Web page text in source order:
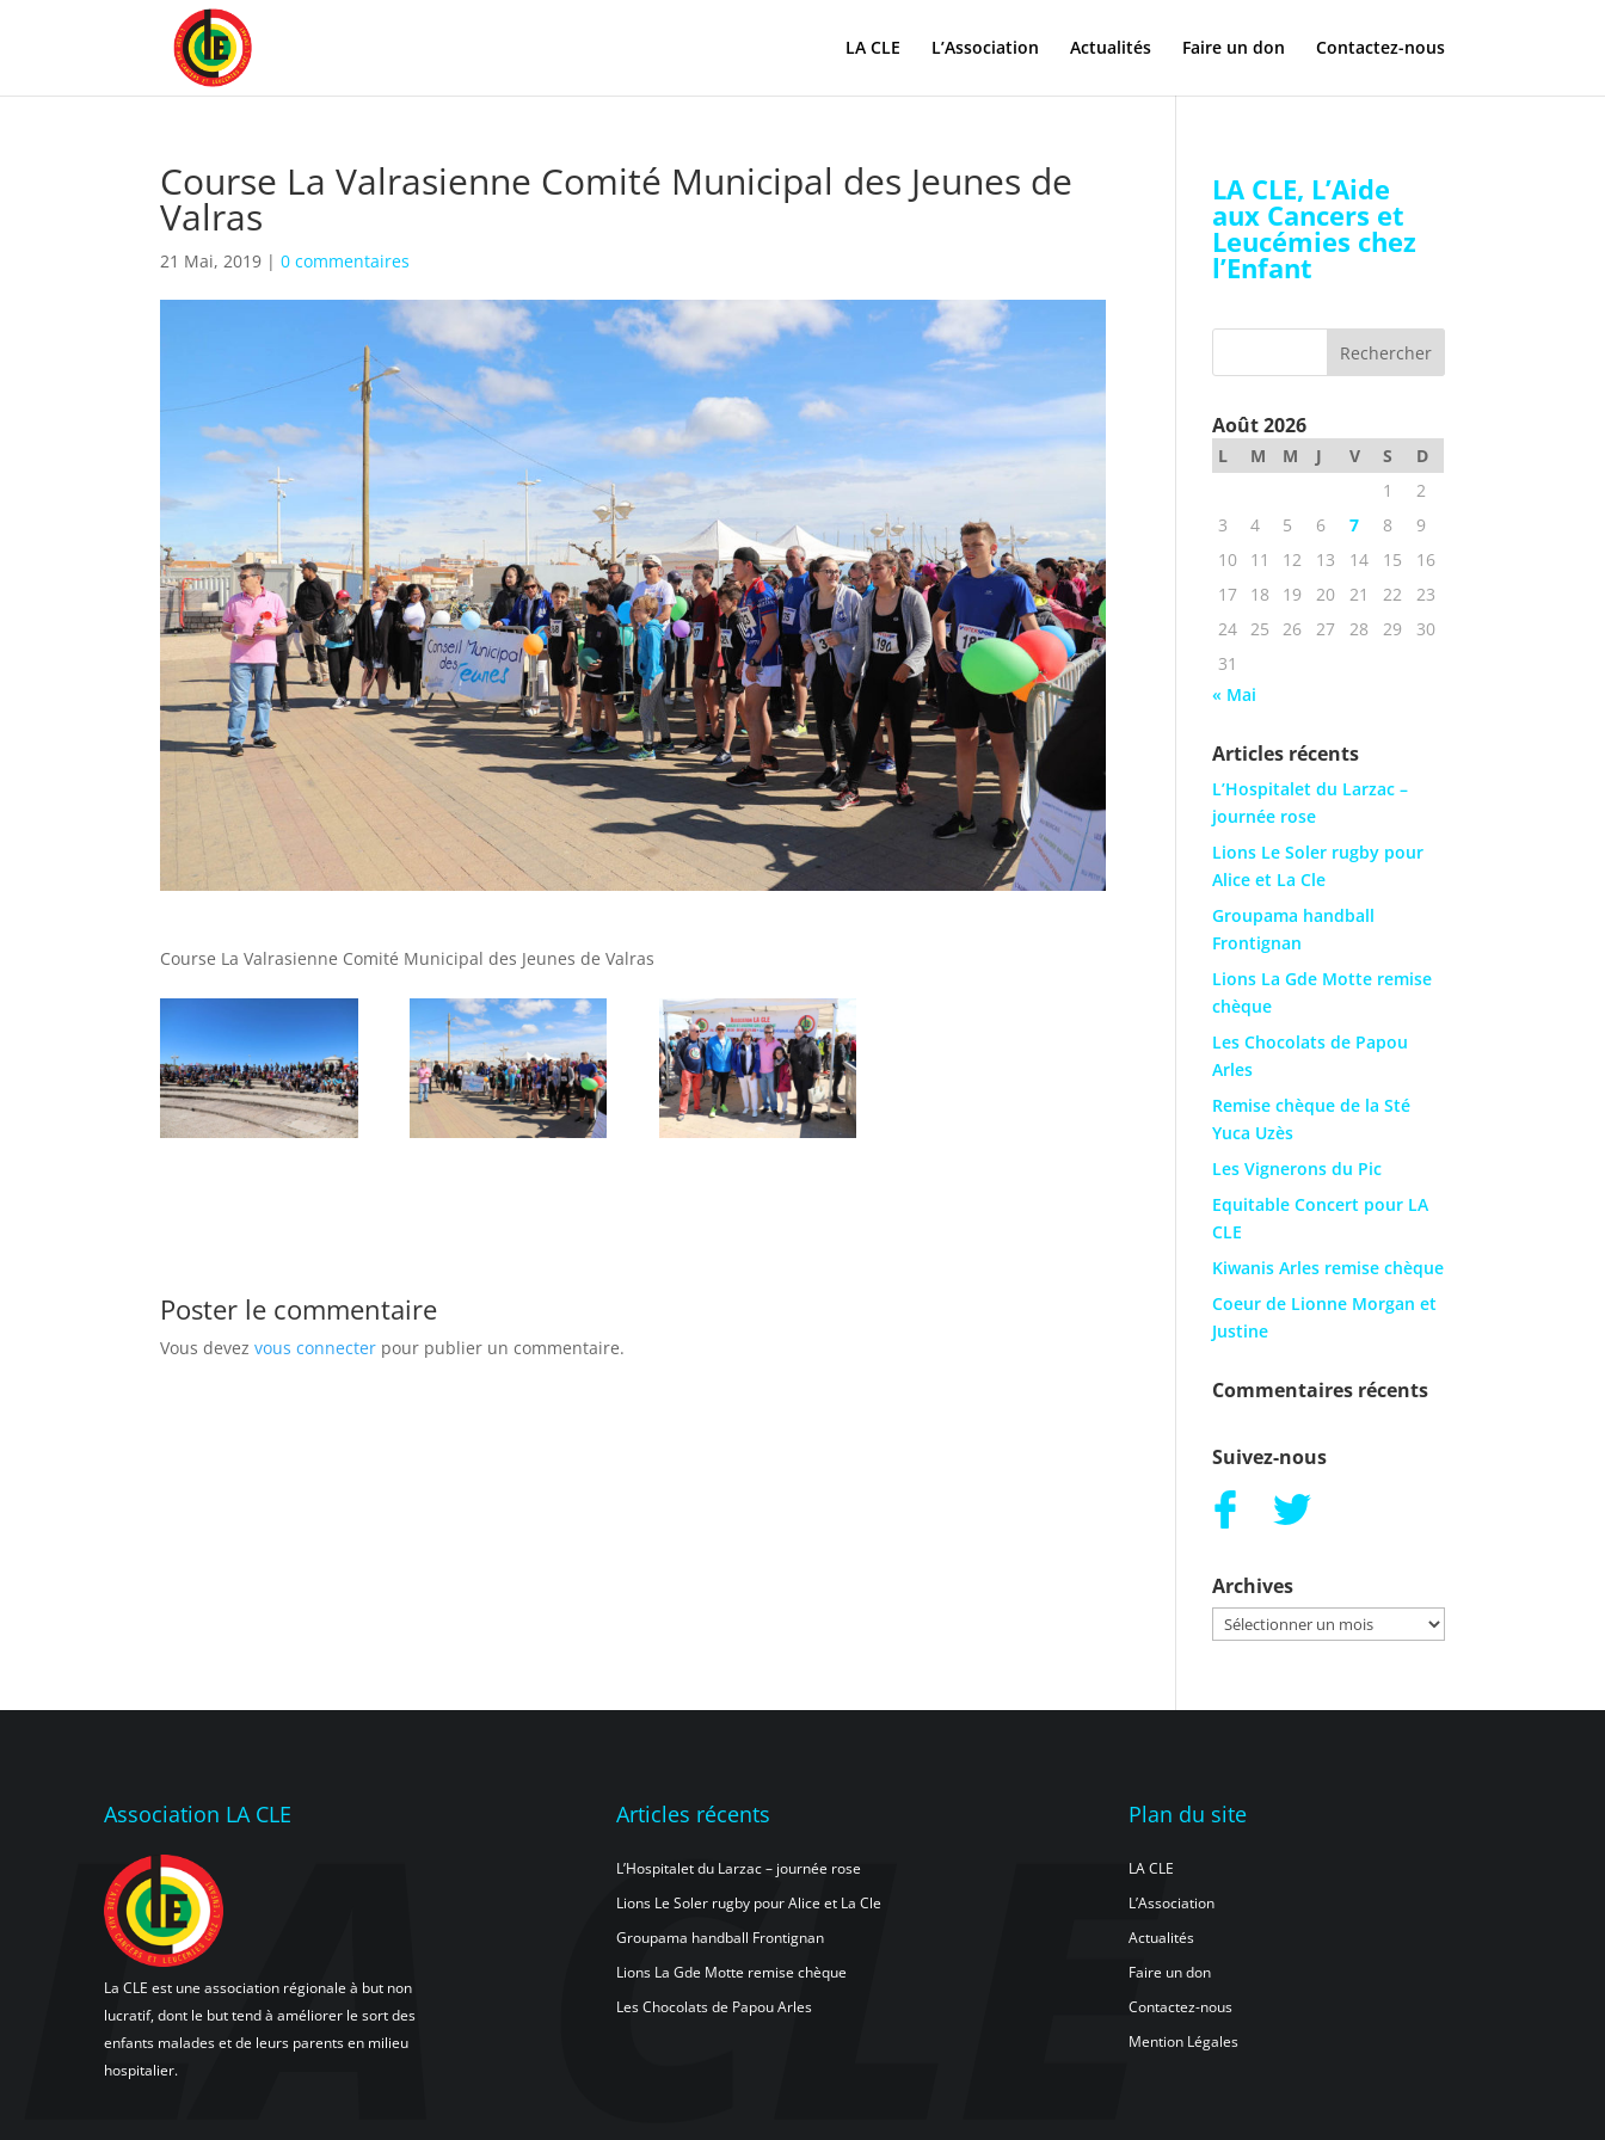
LA CLE L’Association Actualités Faire un don Contactez-nous
Course La Valrasienne Comité Municipal des Jeunes de
Valras
21 Mai, 2019 |0 commentaires
Course La Valrasienne Comité Municipal des Jeunes de Valras
Poster le commentaire
Vous devezvous connecter pour publier un commentaire.
LA CLE, L’Aide
aux Cancers et
Leucémies chez
l’Enfant
Août 2026
L M M J V S
D
1
2
3
4 5 6 7 8
9
10
11 12 13 14 15
16
17
18 19 20 21 22
23
24 25 26 27 28 29
30
31
« Mai
Articles récents
L’Hospitalet du Larzac –
journée rose
Lions Le Soler rugby pour
Alice et La Cle
Groupama handball
Frontignan
Lions La Gde Motte remise
chèque
Les Chocolats de Papou
Arles
Remise chèque de la Sté
Yuca Uzès
Les Vignerons du Pic
Equitable Concert pour LA
CLE
Kiwanis Arles remise chèque
Coeur de Lionne Morgan et
Justine
Commentaires récents
Suivez-nous
Archives
Archives
Association LA CLE
La CLE est une association régionale à but non
lucratif, dont le but tend à améliorer le sort des
enfants malades et de leurs parents en milieu
hospitalier.
Articles récents
L’Hospitalet du Larzac – journée rose
Lions Le Soler rugby pour Alice et La Cle
Groupama handball Frontignan
Lions La Gde Motte remise chèque
Les Chocolats de Papou Arles
Plan du site
LA CLE
L’Association
Actualités
Faire un don
Contactez-nous
Mention Légales